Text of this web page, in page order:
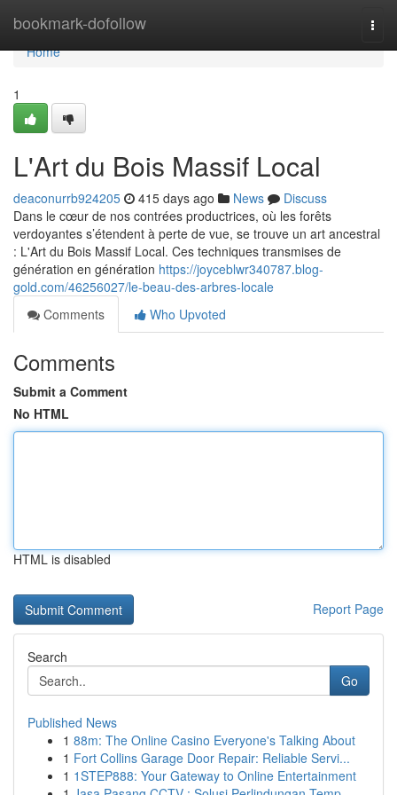
bookmark-dofollow
Home
Home
1
L'Art du Bois Massif Local
deaconurrb924205 415 days ago News
Discuss
Dans le cœur de nos contrées productrices, où les forêts
verdoyantes s’étendent à perte de vue, se trouve un art ancestral
: L'Art du Bois Massif Local. Ces techniques transmises de
génération en génération https://joyceblwr340787.blog-
gold.com/46256027/le-beau-des-arbres-locale
Comments
Who Upvoted
Comments
Submit a Comment
No HTML
HTML is disabled
Report Page
Search
Go
Published News
1 88m: The Online Casino Everyone's Talking About
1 Fort Collins Garage Door Repair: Reliable Servi...
1 1STEP888: Your Gateway to Online Entertainment